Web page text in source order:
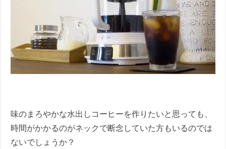
味のまろやかな水出しコーヒーを作りたいと思っても、
時間がかかるのがネックで断念していた方もいるのでは
ないでしょうか？